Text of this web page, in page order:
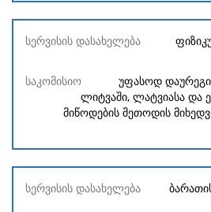
უფასოდ
ლიტვაში, ლატვიასა და
მიწოდების მეთოდის